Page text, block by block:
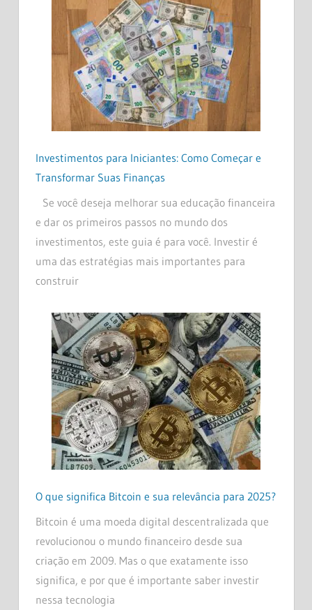
Investimentos para Iniciantes: Como Começar e
Transformar Suas Finanças
Se você deseja melhorar sua educação financeira
e dar os primeiros passos no mundo dos
investimentos, este guia é para você. Investir é
uma das estratégias mais importantes para
construir
O que significa Bitcoin e sua relevância para 2025?
Bitcoin é uma moeda digital descentralizada que
revolucionou o mundo financeiro desde sua
criação em 2009. Mas o que exatamente isso
significa, e por que é importante saber investir
nessa tecnologia